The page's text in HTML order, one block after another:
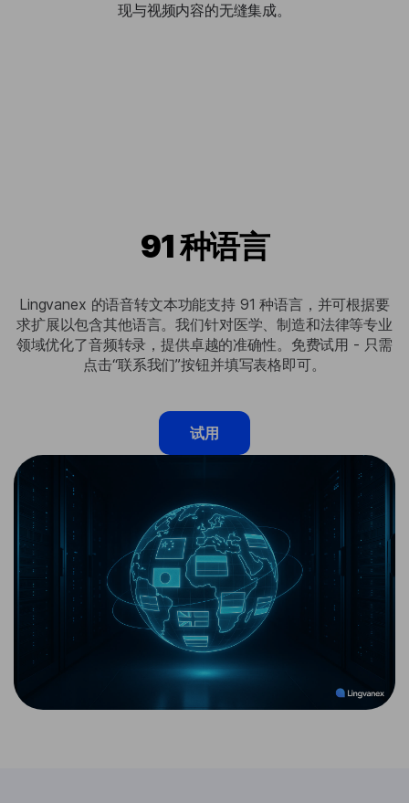
现与视频内容的无缝集成。
91 种语言
Lingvanex 的语音转文本功能支持 91 种语言，并可根据要
求扩展以包含其他语言。我们针对医学、制造和法律等专业
领域优化了音频转录，提供卓越的准确性。免费试用 - 只需
点击“联系我们”按钮并填写表格即可。
试用